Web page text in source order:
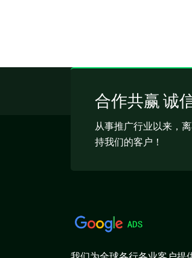
合作共赢 诚
从事推广行业以来，
持我们的客户！